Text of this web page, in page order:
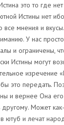
это то где
Истины нет
все мнения и
У нас просто
и ограничены,
Истины могут
изречение
это передать.
и вернее Она
Может
ютуб и лечат